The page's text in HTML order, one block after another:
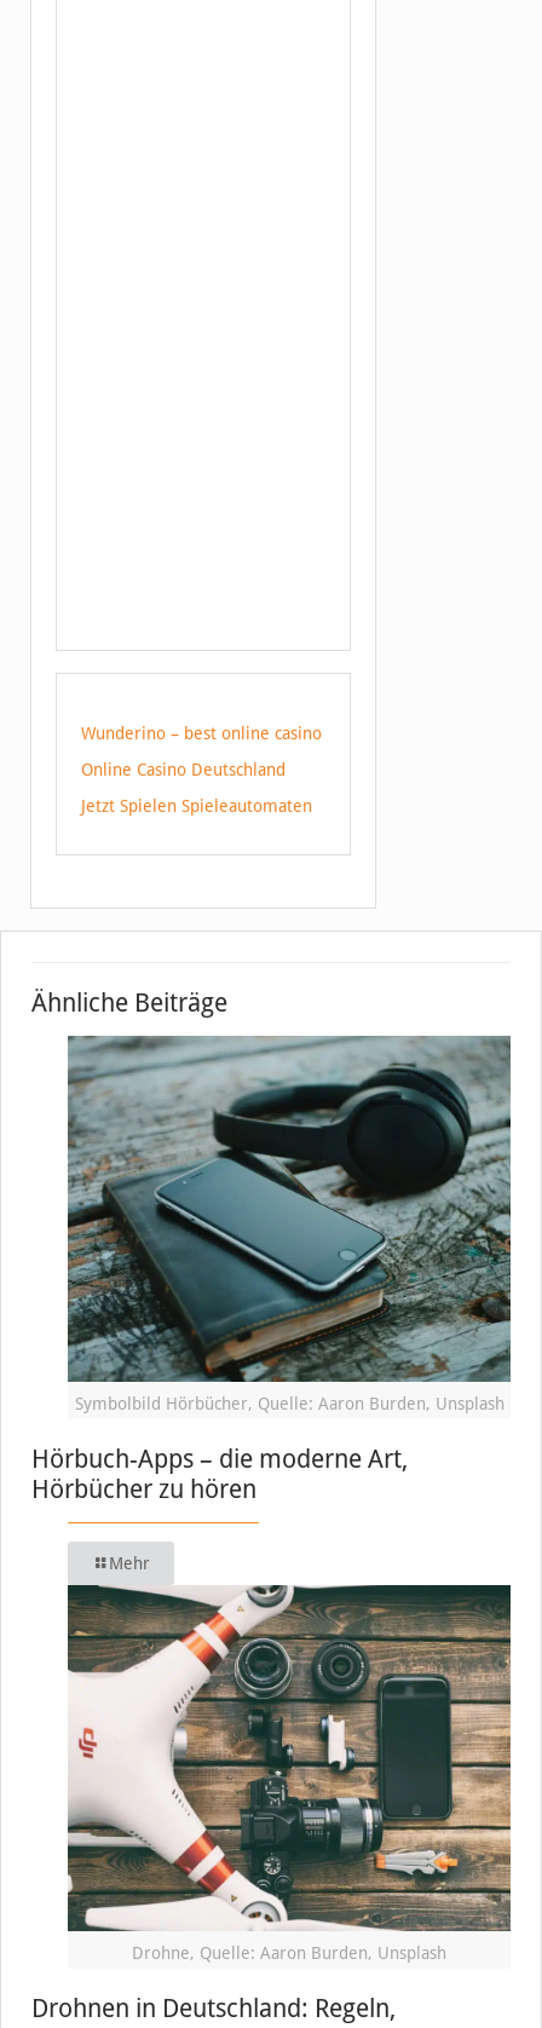
Wunderino – best online casino
Online Casino Deutschland
Jetzt Spielen Spieleautomaten
Ähnliche Beiträge
Symbolbild Hörbücher, Quelle: Aaron Burden, Unsplash
Hörbuch-Apps – die moderne Art,
Hörbücher zu hören
Mehr
Drohne, Quelle: Aaron Burden, Unsplash
Drohnen in Deutschland: Regeln,